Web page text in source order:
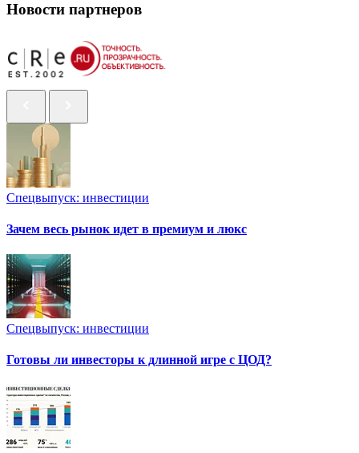
Новости партнеров
Спецвыпуск: инвестиции
Зачем весь рынок идет в премиум и люкс
Спецвыпуск: инвестиции
Готовы ли инвесторы к длинной игре с ЦОД?